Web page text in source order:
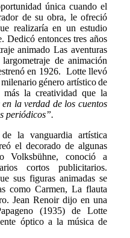
única cuando el
de su obra, le ofreció
realizaría en un estudio
Dedicó entonces tres años
animado Las aventuras
de animación
en 1926. Lotte llevó
milenario género artístico de
más la creatividad que la
en laverdad de los cuentos
periódicos”.
la vanguardia artística
el decorado de algunas
Volksbühne, conoció a
cortos publicitarios.
sus figuras animadas se
como Carmen, La flauta
Jean Renoir dijo en una
(1935) de Lotte
óptico a la música de